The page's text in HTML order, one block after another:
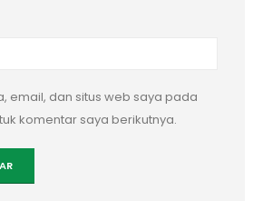
email, dan situs web saya pada
komentar saya berikutnya.